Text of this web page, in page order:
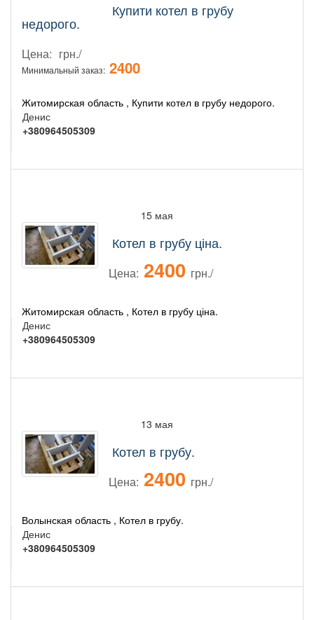
Купити котел в грубу
недорого.
Цена: грн./
Минимальный заказ: 2400
Житомирская область , Купити котел в грубу недорого.
Денис
+380964505309
15 мая
Котел в грубу ціна.
Цена: 2400 грн./
Житомирская область , Котел в грубу ціна.
Денис
+380964505309
13 мая
Котел в грубу.
Цена: 2400 грн./
Волынская область , Котел в грубу.
Денис
+380964505309